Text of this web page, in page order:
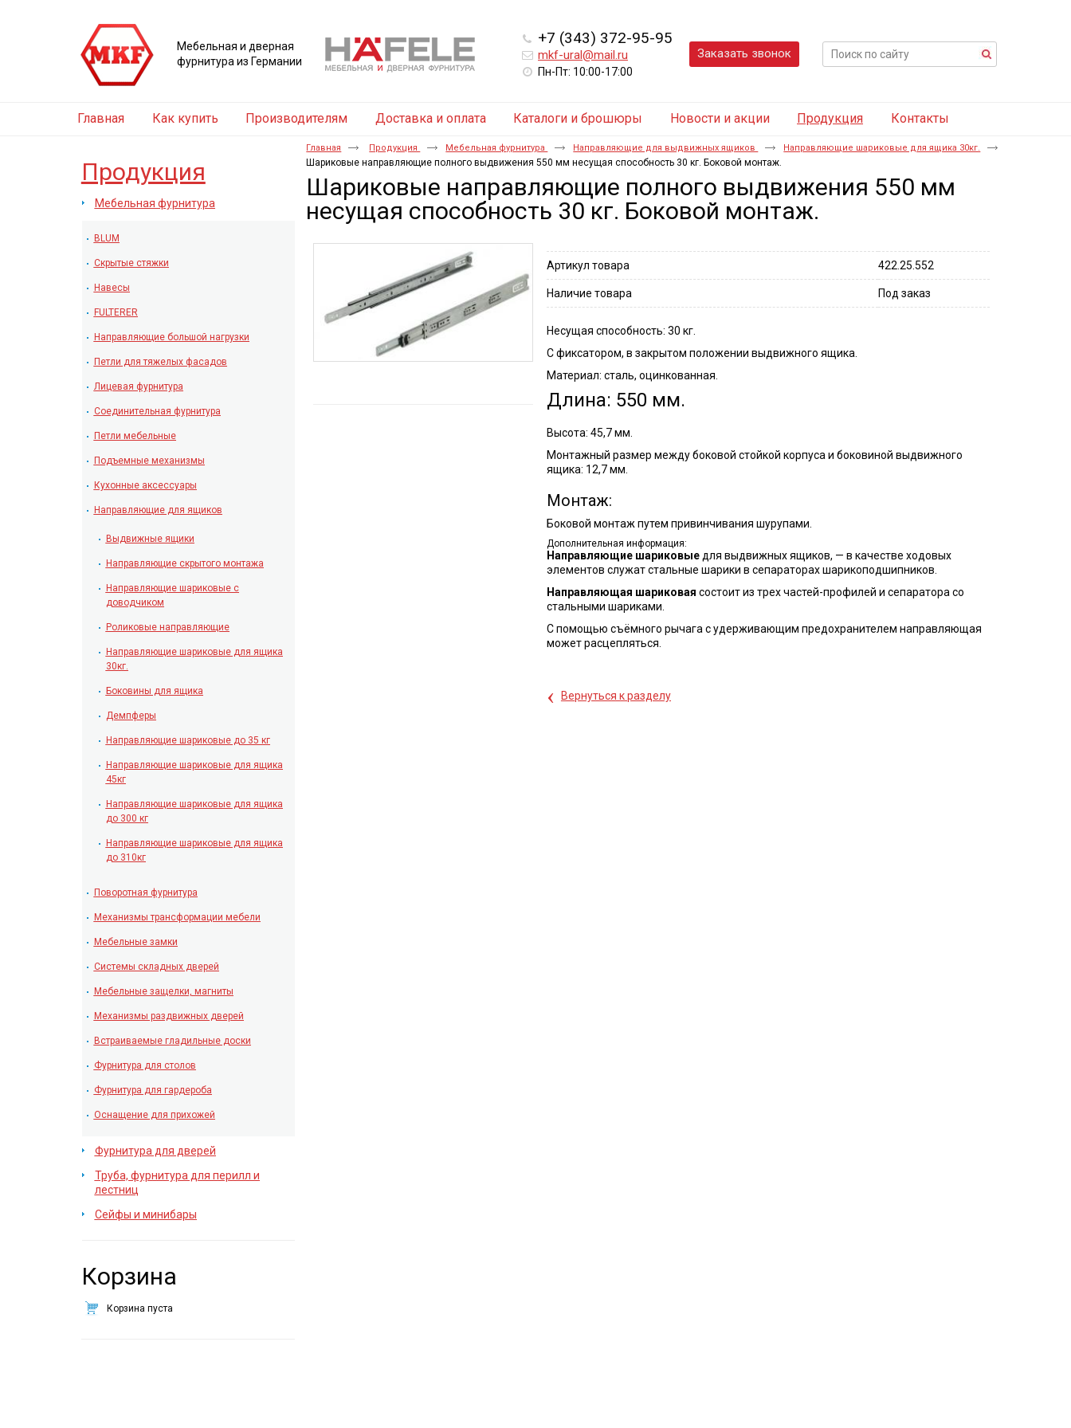
+7 (343) 372-95-95
mkf-ural@mail.ru
Пн-Пт: 10:00-17:00
Заказать звонок
Мебельная и дверная
фурнитура из Германии
Главная Как купить Производителям Доставка и оплата Каталоги и брошюры Новости и акции Продукция Контакты
Продукция
Мебельная фурнитура
BLUM
Скрытые стяжки
Навесы
FULTERER
Направляющие большой нагрузки
Петли для тяжелых фасадов
Лицевая фурнитура
Соединительная фурнитура
Петли мебельные
Подъемные механизмы
Кухонные аксессуары
Направляющие для ящиков
Выдвижные ящики
Направляющие скрытого монтажа
Направляющие шариковые с
доводчиком
Роликовые направляющие
Направляющие шариковые для ящика
30кг.
Боковины для ящика
Демпферы
Направляющие шариковые до 35 кг
Направляющие шариковые для ящика
45кг
Направляющие шариковые для ящика
до 300 кг
Направляющие шариковые для ящика
до 310кг
Поворотная фурнитура
Механизмы трансформации мебели
Мебельные замки
Системы складных дверей
Мебельные защелки, магниты
Механизмы раздвижных дверей
Встраиваемые гладильные доски
Фурнитура для столов
Фурнитура для гардероба
Оснащение для прихожей
Фурнитура для дверей
Труба, фурнитура для перилл и
лестниц
Сейфы и минибары
Корзина
Корзина пуста
Главная Продукция Мебельная фурнитура Направляющие для выдвижных ящиков Направляющие шариковые для ящика 30кг.
Шариковые направляющие полного выдвижения 550 мм несущая способность 30 кг. Боковой монтаж.
Шариковые направляющие полного выдвижения 550 мм
несущая способность 30 кг. Боковой монтаж.
Артикул товара 422.25.552
Наличие товара Под заказ
Несущая способность: 30 кг.
С фиксатором, в закрытом положении выдвижного ящика.
Материал: сталь, оцинкованная.
Длина: 550 мм.
Высота: 45,7 мм.
Монтажный размер между боковой стойкой корпуса и боковиной выдвижного
ящика: 12,7 мм.
Монтаж:
Боковой монтаж путем привинчивания шурупами.
Дополнительная информация:
Направляющие шариковые для выдвижных ящиков, — в качестве ходовых
элементов служат стальные шарики в сепараторах шарикоподшипников.
Направляющая шариковая состоит из трех частей-профилей и сепаратора со
стальными шариками.
С помощью съёмного рычага с удерживающим предохранителем направляющая
может расцепляться.
‹ Вернуться к разделу